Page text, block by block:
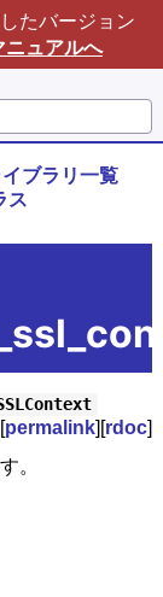
たバージョン
ュアルへ
ブラリ一覧
ス
[permalink][rdoc]
。